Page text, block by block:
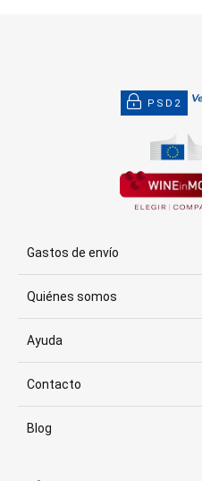
PSD2
Gastos de envío
Quiénes somos
Ayuda
Contacto
Blog